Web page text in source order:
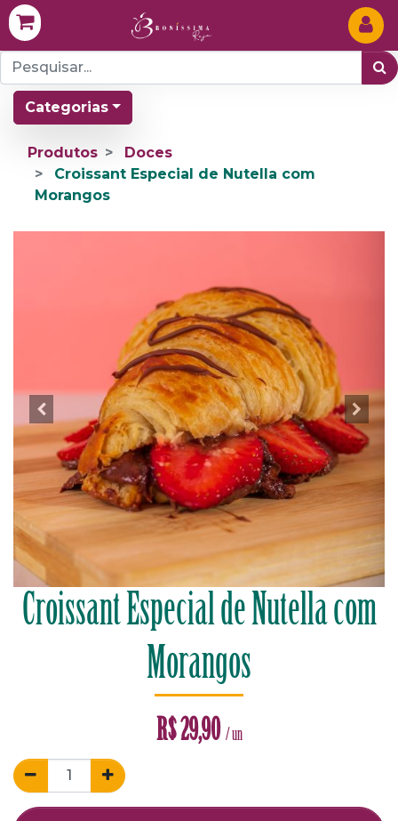
Categorias
Produtos
Doces
Croissant Especial de Nutella com
Morangos
Croissant Especial de Nutella com
Morangos
R$29,90 / un